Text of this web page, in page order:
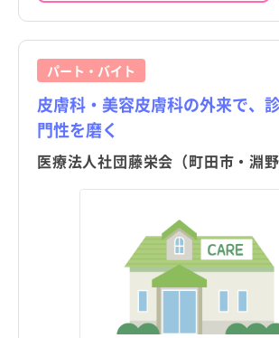
京都府
大阪府
兵庫県
奈良県
和歌山県
小金井市
小平市
日野市
東村山市
国分寺市
つくし野駅
すずかけ台駅
南町田グランベリーパーク駅
その他（福祉・介護関係資格など）
その他
その他
パート・アルバイト（夜勤なし）
パート・アルバイト（夜勤のみ）
電子カルテあり
駅近
高給与
パート・バイト
皮膚科・美容皮膚科の外来で、
門性を磨く
医療法人社団藤栄会（町田市・淵野
京都府
大阪府
兵庫県
奈良県
和歌山県
小金井市
小平市
日野市
東村山市
国分寺市
つくし野駅
すずかけ台駅
南町田グランベリーパーク駅
その他（福祉・介護関係資格など）
その他
その他
パート・アルバイト（夜勤なし）
パート・アルバイト（夜勤のみ）
電子カルテあり
駅近
高給与